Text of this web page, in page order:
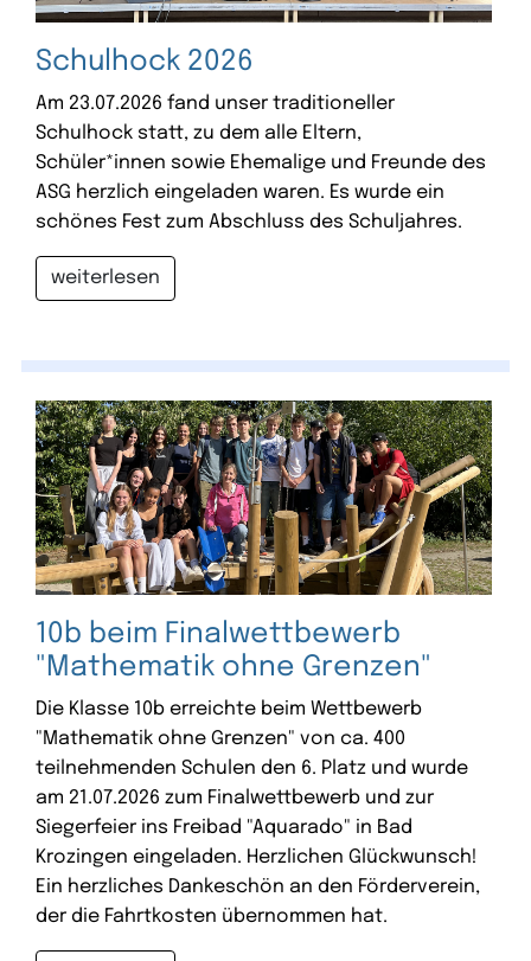
Schulhock 2026
Am 23.07.2026 fand unser traditioneller
Schulhock statt, zu dem alle Eltern,
Schüler*innen sowie Ehemalige und Freunde des
ASG herzlich eingeladen waren. Es wurde ein
schönes Fest zum Abschluss des Schuljahres.
weiterlesen
10b beim Finalwettbewerb
"Mathematik ohne Grenzen"
Die Klasse 10b erreichte beim Wettbewerb
"Mathematik ohne Grenzen" von ca. 400
teilnehmenden Schulen den 6. Platz und wurde
am 21.07.2026 zum Finalwettbewerb und zur
Siegerfeier ins Freibad "Aquarado" in Bad
Krozingen eingeladen. Herzlichen Glückwunsch!
Ein herzliches Dankeschön an den Förderverein,
der die Fahrtkosten übernommen hat.